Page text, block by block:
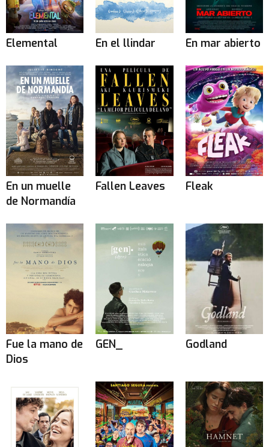
Elemental En el llindar En mar abierto
En un muelle
de Normandía
Fallen Leaves Fleak
Fue la mano de
Dios
GEN_ Godland